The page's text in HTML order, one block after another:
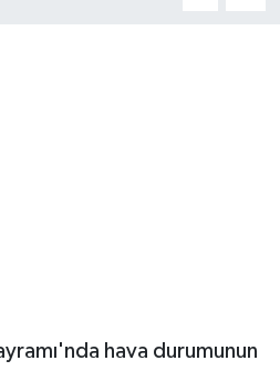
hava durumunun